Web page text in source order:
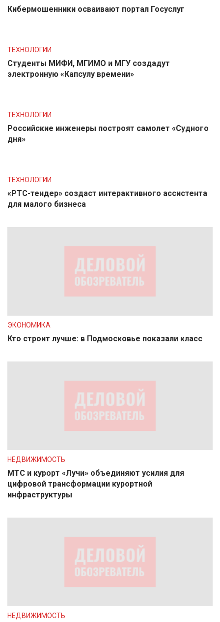
Кибермошенники осваивают портал Госуслуг
ТЕХНОЛОГИИ
Студенты МИФИ, МГИМО и МГУ создадут
электронную «Капсулу времени»
ТЕХНОЛОГИИ
Российские инженеры построят самолет «Судного
дня»
ТЕХНОЛОГИИ
«РТС-тендер» создаст интерактивного ассистента
для малого бизнеса
ЭКОНОМИКА
Кто строит лучше: в Подмосковье показали класс
НЕДВИЖИМОСТЬ
МТС и курорт «Лучи» объединяют усилия для
цифровой трансформации курортной
инфраструктуры
НЕДВИЖИМОСТЬ